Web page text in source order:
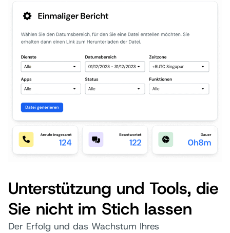
Unterstützung und Tools, die
Sie nicht im Stich lassen
Der Erfolg und das Wachstum Ihres